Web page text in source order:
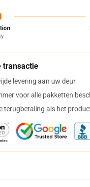
transactie
levering aan uw deur
voor alle pakketten
terugbetaling als het